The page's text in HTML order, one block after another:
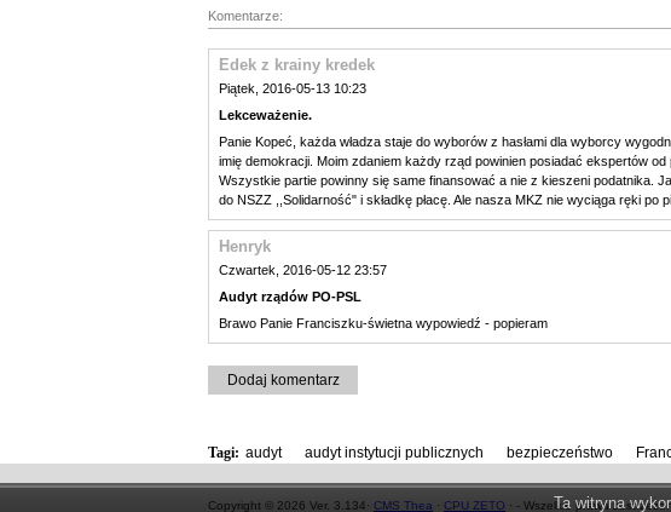
Ta witryna
Komentarze:
Edek z krainy kredek
Piątek, 2016-05-13 10:23
Lekceważenie.
Panie Kopeć, każda władza staje do wyborów z hasłami dla wyborcy
imię demokracji. Moim zdaniem każdy rząd powinien posiadać ekspertów od
Wszystkie partie powinny się same finansować a nie z kieszeni podatnika.
do NSZZ ,,Solidarność" i składkę płacę. Ale nasza MKZ nie wyciąga ręki po
Henryk
Czwartek, 2016-05-12 23:57
Audyt rządów PO-PSL
Brawo Panie Franciszku-świetna wypowiedź - popieram
Dodaj komentarz
Tagi: audyt audyt instytucji publicznych bezpieczeństwo
Copyright © 2026 Ver. 3.134· CMS Thea · CPU ZETO · - Wszelkie prawa